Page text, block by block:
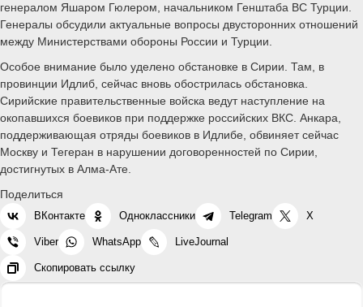
генералом Яшаром Гюлером, начальником Генштаба ВС Турции.
Генералы обсудили актуальные вопросы двусторонних отношений
между Министерствами обороны России и Турции.
Особое внимание было уделено обстановке в Сирии. Там, в
провинции Идлиб, сейчас вновь обострилась обстановка.
Сирийские правительственные войска ведут наступление на
окопавшихся боевиков при поддержке российских ВКС. Анкара,
поддерживающая отряды боевиков в Идлибе, обвиняет сейчас
Москву и Тегеран в нарушении договоренностей по Сирии,
достигнутых в Алма-Ате.
Поделиться
ВКонтакте Одноклассники Telegram X
Viber WhatsApp LiveJournal
Скопировать ссылку